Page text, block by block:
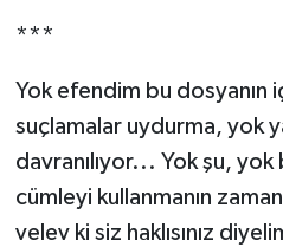
***
Yok efendim bu dosyanın
suçlamalar uydurma, yok
davranılıyor... Yok şu,
cümleyi kullanmanın
velev ki siz haklısınız